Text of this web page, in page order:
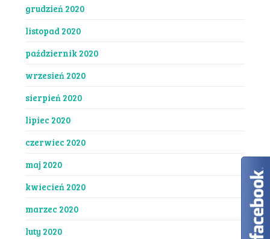
grudzień 2020
listopad 2020
październik 2020
wrzesień 2020
sierpień 2020
lipiec 2020
czerwiec 2020
maj 2020
kwiecień 2020
marzec 2020
luty 2020